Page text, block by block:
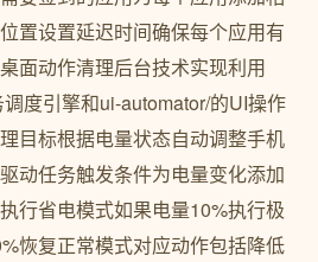
置设置延迟时间确保每个应用有
面动作清理后台技术实现利用
度引擎和ui-automator/的UI操作
目标根据电量状态自动调整手机
动任务触发条件为电量变化添加
行省电模式如果电量10%执行极
恢复正常模式对应动作包括降低